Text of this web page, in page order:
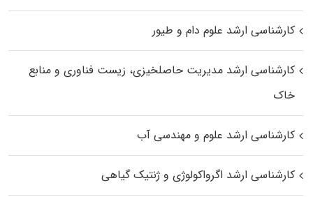
کارشناسی ارشد علوم دام و طیور
کارشناسی ارشد مدیریت حاصلخیزی، زیست فناوری و منابع
خاک
کارشناسی ارشد علوم و مهندسی آب
کارشناسی ارشد اگرواکولوژی و ژنتیک گیاهی